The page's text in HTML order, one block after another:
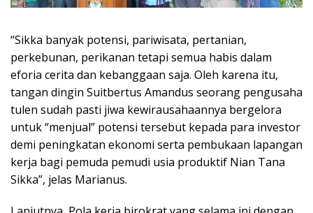
“Sikka banyak potensi, pariwisata, pertanian,
perkebunan, perikanan tetapi semua habis dalam
eforia cerita dan kebanggaan saja. Oleh karena itu,
tangan dingin Suitbertus Amandus seorang pengusaha
tulen sudah pasti jiwa kewirausahaannya bergelora
untuk “menjual” potensi tersebut kepada para investor
demi peningkatan ekonomi serta pembukaan lapangan
kerja bagi pemuda pemudi usia produktif Nian Tana
Sikka”, jelas Marianus.